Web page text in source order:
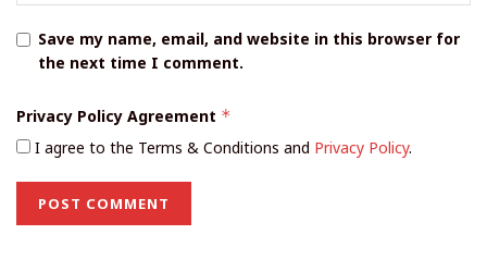
Save my name, email, and website in this browser for
the next time I comment.
Privacy Policy Agreement *
I agree to the Terms & Conditions and Privacy Policy.